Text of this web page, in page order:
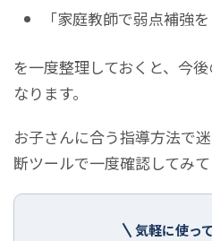
「家庭教師で弱点補強
を一度整理しておくと、今
なります。
お子さんに合う指導方法で
断ツールで一度確認してみて
気軽に使っ